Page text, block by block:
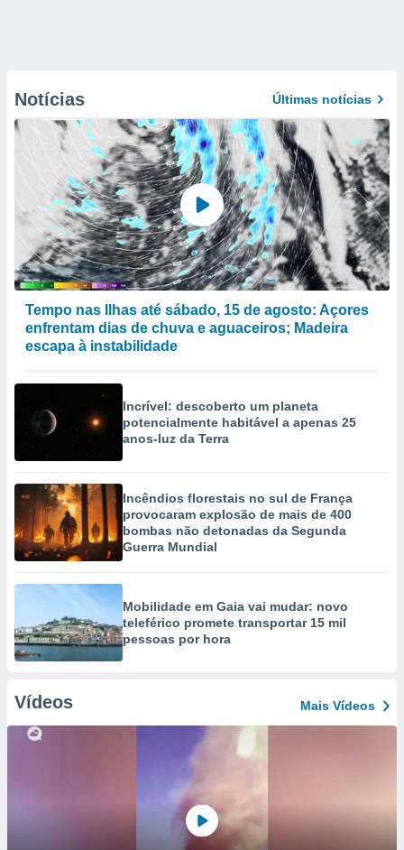
Notícias Últimas notícias
Tempo nas Ilhas até sábado, 15 de agosto: Açores
enfrentam dias de chuva e aguaceiros; Madeira
escapa à instabilidade
Incrível: descoberto um planeta
potencialmente habitável a apenas 25
anos-luz da Terra
Incêndios florestais no sul de França
provocaram explosão de mais de 400
bombas não detonadas da Segunda
Guerra Mundial
Mobilidade em Gaia vai mudar: novo
teleférico promete transportar 15 mil
pessoas por hora
Vídeos Mais Vídeos